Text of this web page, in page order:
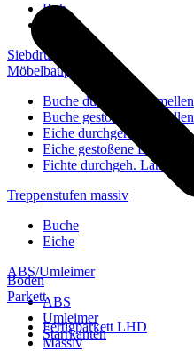
Roh
Siebdruckplatten
Möbelbauplatten
Buche durchgeh. Lamellen
Buche gestoßene Lamellen
Eiche durchgeh. Lamellen
Eiche gestoßene Lamellen
Fichte durchgeh. Lamellen
Treppenstufen massiv
Buche
Eiche
ABS/Umleimer
ABS
Umleimer
Starrkanten
Boden
Parkett
Fertigparkett LHD
Massiv